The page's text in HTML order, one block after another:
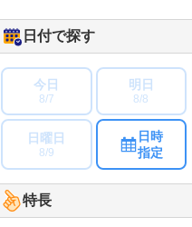
日付で探す
今日
8/7
明日
8/8
日曜日
8/9
日時
指定
特長